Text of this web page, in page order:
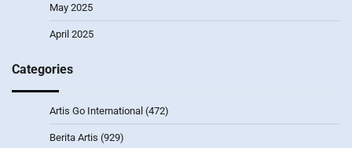
May 2025
April 2025
Categories
Artis Go International (472)
Berita Artis (929)